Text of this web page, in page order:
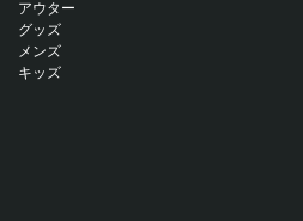
アウター
グッズ
メンズ
キッズ